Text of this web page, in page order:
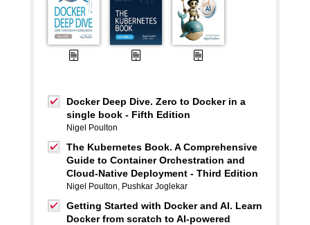
Docker Deep Dive. Zero to Docker in a
single book - Fifth Edition
Nigel Poulton
The Kubernetes Book. A Comprehensive
Guide to Container Orchestration and
Cloud-Native Deployment - Third Edition
Nigel Poulton, Pushkar Joglekar
Getting Started with Docker and AI. Learn
Docker from scratch to AI-powered